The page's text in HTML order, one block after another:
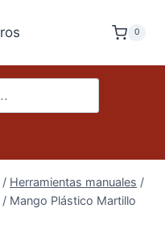
0
/ Herramientas manuales /
/ Mango Plástico Martillo